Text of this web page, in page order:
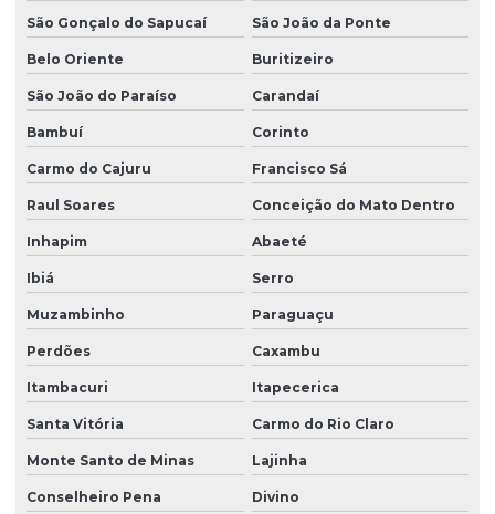
São Gonçalo do Sapucaí São João da Ponte
Belo Oriente Buritizeiro
São João do Paraíso Carandaí
Bambuí Corinto
Carmo do Cajuru Francisco Sá
Raul Soares Conceição do Mato Dentro
Inhapim Abaeté
Ibiá Serro
Muzambinho Paraguaçu
Perdões Caxambu
Itambacuri Itapecerica
Santa Vitória Carmo do Rio Claro
Monte Santo de Minas Lajinha
Conselheiro Pena Divino